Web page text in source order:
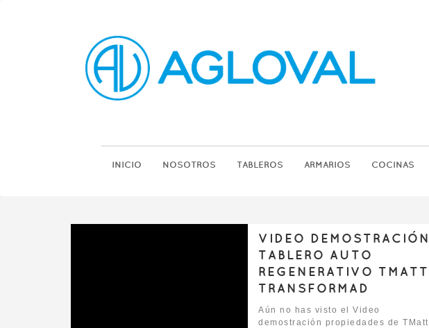
INICIO NOSOTROS TABLEROS ARMARIOS COCINAS
VIDEO DEMOSTRACIÓN
TABLERO AUTO
REGENERATIVO TMATT
TRANSFORMAD
Aún no has visto el Video
demostración propiedades de TMatt